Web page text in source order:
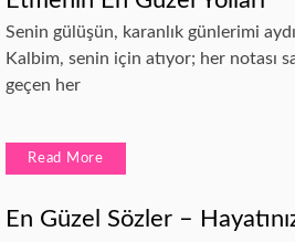
Senin gülüşün, karanlık günlerimi
Kalbim, senin için atıyor; her notası
geçen her
Read More
En Güzel Sözler –